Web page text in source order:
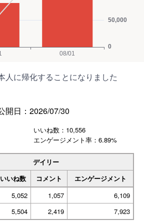
人に帰化することになりました
開日：2026/07/30
いいね数：10,556
エンゲージメント率：6.89%
デイリー
いいね数 コメント
エンゲージメント
5,052 1,057
6,109
5,504 2,419 7,923